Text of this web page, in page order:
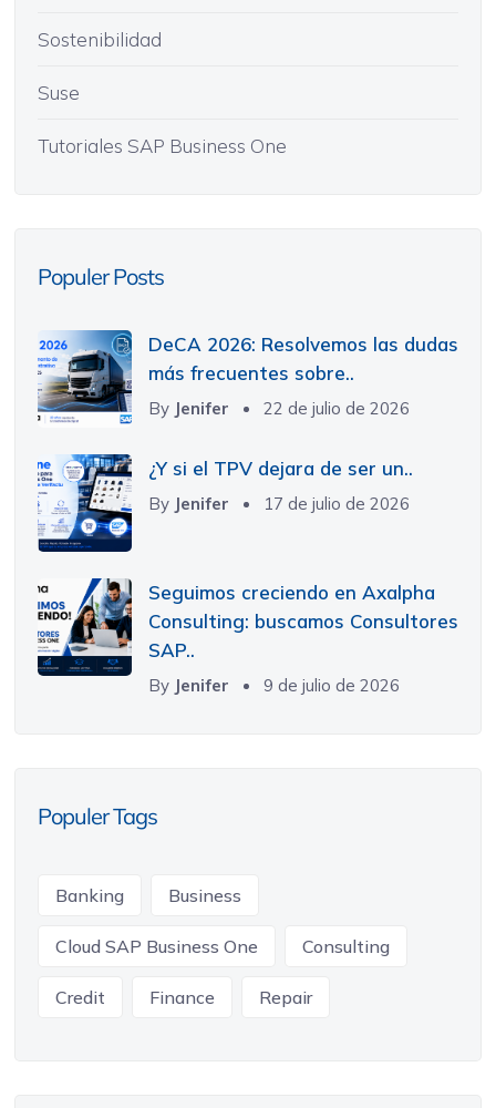
Sostenibilidad
Suse
Tutoriales SAP Business One
Populer Posts
DeCA 2026: Resolvemos las dudas
más frecuentes sobre..
By Jenifer 22 de julio de 2026
¿Y si el TPV dejara de ser un..
By Jenifer 17 de julio de 2026
Seguimos creciendo en Axalpha
Consulting: buscamos Consultores
SAP..
By Jenifer 9 de julio de 2026
Populer Tags
Banking Business
Cloud SAP Business One Consulting
Credit Finance Repair